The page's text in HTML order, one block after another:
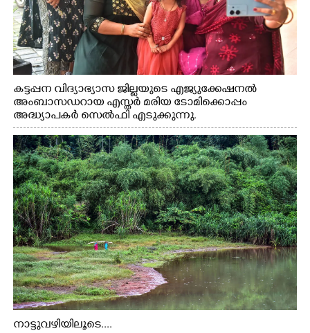
കട്ടപ്പന വിദ്യാഭ്യാസ ജില്ലയുടെ എജ്യുക്കേഷനൽ
അംബാസഡറായ എസ്തർ മരിയ ടോമിക്കൊപ്പം
അദ്ധ്യാപകർ സെൽഫി എടുക്കുന്നു.
നാട്ടുവഴിയിലൂടെ....